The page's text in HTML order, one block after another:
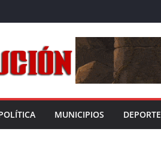
MUNICIPIOS